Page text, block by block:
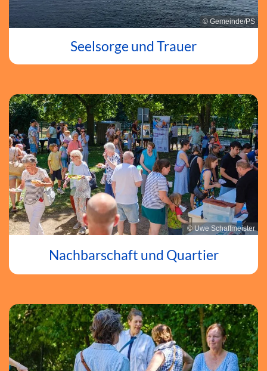
© Gemeinde/PS
Seelsorge und Trauer
© Uwe Schaffmeister
Nachbarschaft und Quartier